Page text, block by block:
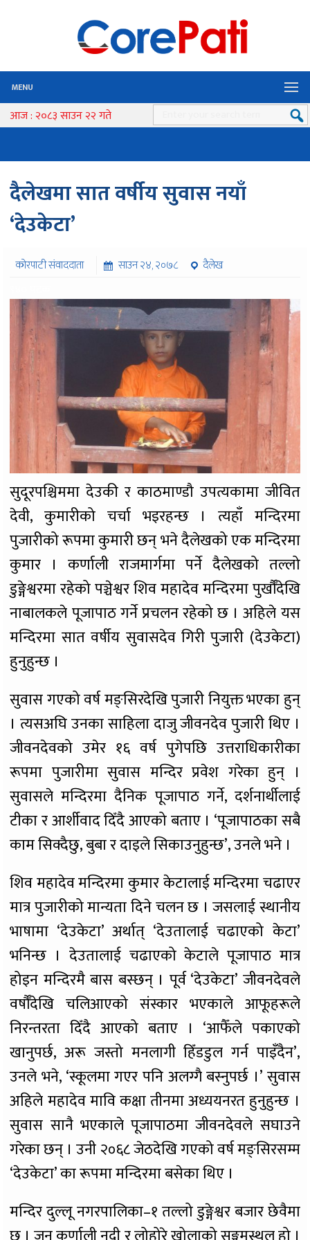
MENU
आज : २०८३ साउन २२ गते
दैलेखमा सात वर्षीय सुवास नयाँ
‘देउकेटा’
कोरपाटी संवाददाता साउन २४, २०७८
दैलेख
सुदूरपश्चिममा देउकी र काठमाण्डौ उपत्यकामा जीवित
देवी, कुमारीको चर्चा भइरहन्छ । त्यहाँ मन्दिरमा
पुजारीको रूपमा कुमारी छन् भने दैलेखको एक मन्दिरमा
कुमार । कर्णाली राजमार्गमा पर्ने दैलेखको तल्लो
डुङ्गेश्वरमा रहेको पञ्चेश्वर शिव महादेव मन्दिरमा पुर्खौँदेखि
नाबालकले पूजापाठ गर्ने प्रचलन रहेको छ । अहिले यस
मन्दिरमा सात वर्षीय सुवासदेव गिरी पुजारी (देउकेटा)
हुनुहुन्छ ।
सुवास गएको वर्ष मङ्सिरदेखि पुजारी नियुक्त भएका हुन्
। त्यसअघि उनका साहिला दाजु जीवनदेव पुजारी थिए ।
जीवनदेवको उमेर १६ वर्ष पुगेपछि उत्तराधिकारीका
रूपमा पुजारीमा सुवास मन्दिर प्रवेश गरेका हुन् ।
सुवासले मन्दिरमा दैनिक पूजापाठ गर्ने, दर्शनार्थीलाई
टीका र आर्शीवाद दिँदै आएको बताए । ‘पूजापाठका सबै
काम सिक्दैछु, बुबा र दाइले सिकाउनुहुन्छ’, उनले भने ।
शिव महादेव मन्दिरमा कुमार केटालाई मन्दिरमा चढाएर
मात्र पुजारीको मान्यता दिने चलन छ । जसलाई स्थानीय
भाषामा ‘देउकेटा’ अर्थात् ‘देउतालाई चढाएको केटा’
भनिन्छ । देउतालाई चढाएको केटाले पूजापाठ मात्र
होइन मन्दिरमै बास बस्छन् । पूर्व ‘देउकेटा’ जीवनदेवले
वर्षौँदेखि चलिआएको संस्कार भएकाले आफूहरूले
निरन्तरता दिँदै आएको बताए । ‘आफैँले पकाएको
खानुपर्छ, अरू जस्तो मनलागी हिँडडुल गर्न पाइँदैन’,
उनले भने, ‘स्कूलमा गएर पनि अलग्गै बस्नुपर्छ ।’ सुवास
अहिले महादेव मावि कक्षा तीनमा अध्ययनरत हुनुहुन्छ ।
सुवास सानै भएकाले पूजापाठमा जीवनदेवले सघाउने
गरेका छन् । उनी २०६८ जेठदेखि गएको वर्ष मङ्सिरसम्म
‘देउकेटा’ का रूपमा मन्दिरमा बसेका थिए ।
मन्दिर दुल्लू नगरपालिका–१ तल्लो डुङ्गेश्वर बजार छेवैमा